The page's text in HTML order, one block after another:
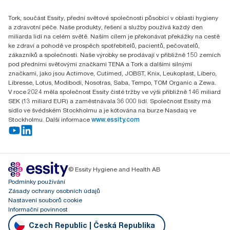
Praha 8, Karlin, Sokolovská 100/94
186 00 Česká republika
Tork, součást Essity, přední světové společnosti působící v oblasti hygieny
a zdravotní péče. Naše produkty, řešení a služby používá každý den
miliarda lidí na celém světě. Naším cílem je překonávat překážky na cestě
ke zdraví a pohodě ve prospěch spotřebitelů, pacientů, pečovatelů,
zákazníků a společnosti. Naše výrobky se prodávají v přibližně 150 zemích
pod předními světovými značkami TENA a Tork a dalšími silnými
značkami, jako jsou Actimove, Cutimed, JOBST, Knix, Leukoplast, Libero,
Libresse, Lotus, Modibodi, Nosotras, Saba, Tempo, TOM Organic a Zewa.
V roce 2024 měla společnost Essity čisté tržby ve výši přibližně 146 miliard
SEK (13 miliard EUR) a zaměstnávala 36 000 lidí. Společnost Essity má
sídlo ve švédském Stockholmu a je kótována na burze Nasdaq ve
Stockholmu. Další informace www.essity.com
© Essity Hygiene and Health AB
Podmínky používání
Zásady ochrany osobních údajů
Nastavení souborů cookie
Informační povinnost
Czech Republic | Česká Republika